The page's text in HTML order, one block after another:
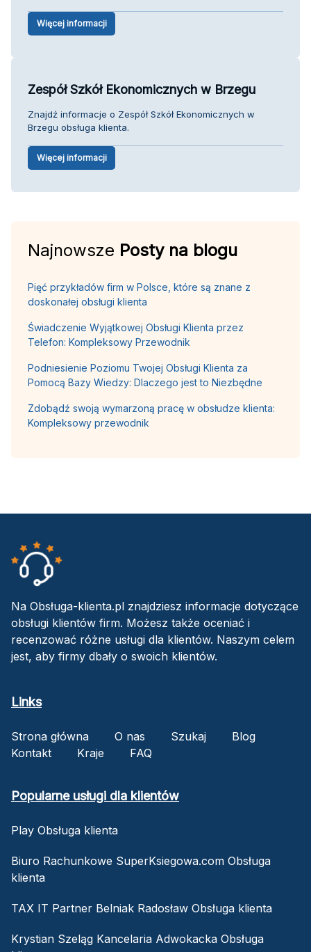
Więcej informacji
Zespół Szkół Ekonomicznych w Brzegu
Znajdź informacje o Zespół Szkół Ekonomicznych w
Brzegu obsługa klienta.
Więcej informacji
Najnowsze Posty na blogu
Pięć przykładów firm w Polsce, które są znane z
doskonałej obsługi klienta
Świadczenie Wyjątkowej Obsługi Klienta przez
Telefon: Kompleksowy Przewodnik
Podniesienie Poziomu Twojej Obsługi Klienta za
Pomocą Bazy Wiedzy: Dlaczego jest to Niezbędne
Zdobądź swoją wymarzoną pracę w obsłudze klienta:
Kompleksowy przewodnik
Na Obsługa-klienta.pl znajdziesz informacje dotyczące
obsługi klientów firm. Możesz także oceniać i
recenzować różne usługi dla klientów. Naszym celem
jest, aby firmy dbały o swoich klientów.
Links
Strona główna O nas Szukaj
Blog
Kontakt
Kraje FAQ
Popularne usługi dla klientów
Play Obsługa klienta
Biuro Rachunkowe SuperKsiegowa.com Obsługa
klienta
TAX IT Partner Belniak Radosław Obsługa klienta
Krystian Szeląg Kancelaria Adwokacka Obsługa